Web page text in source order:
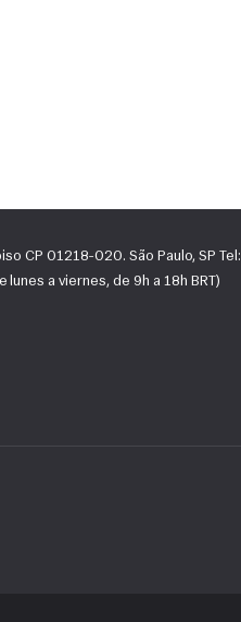
CP 01218-020. São Paulo, SP Tel:
a viernes, de 9h a 18h BRT)